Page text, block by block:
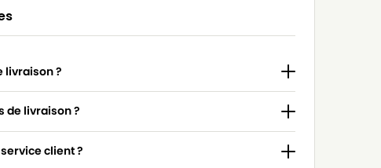
livraison ?
de livraison ?
client ?